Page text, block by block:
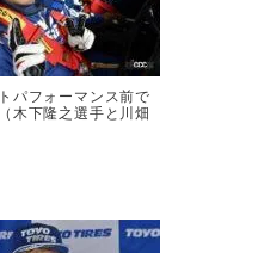
パフォーマンス前で
木下隆之選手と川畑